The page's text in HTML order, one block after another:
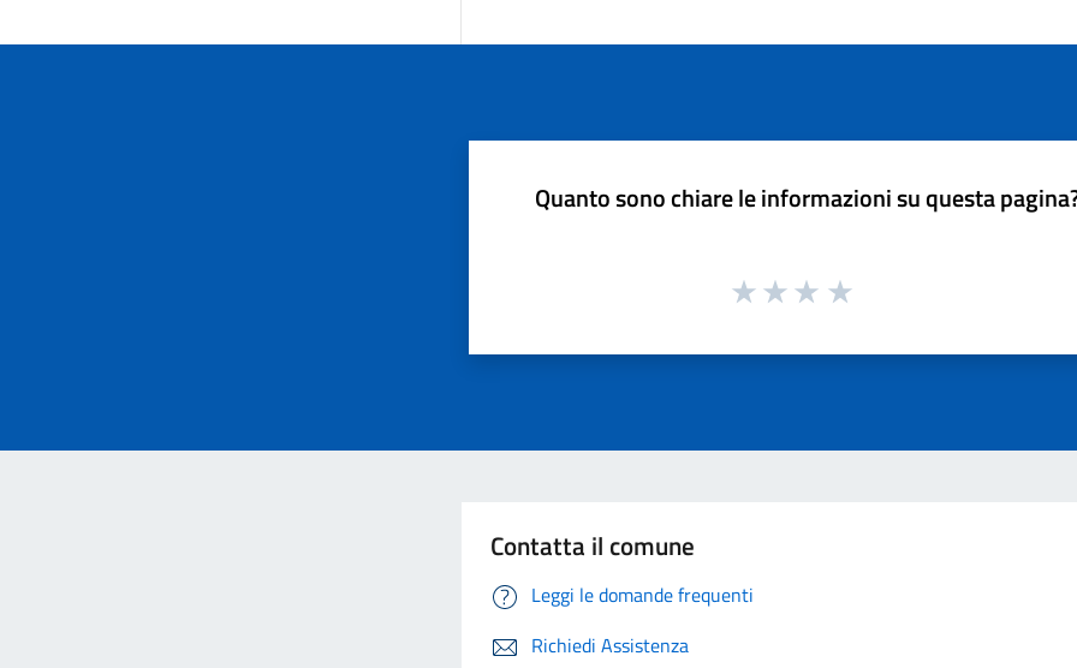
Quanto sono chiare le informazioni su questa
Contatta il comune
Leggi le domande frequenti
Richiedi Assistenza